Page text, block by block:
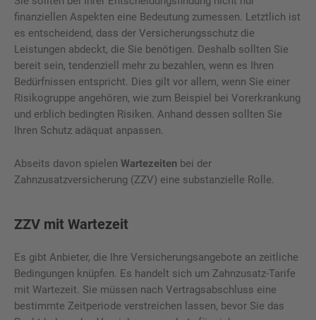
finanziellen Aspekten eine Bedeutung zumessen. Letztlich ist
es entscheidend, dass der Versicherungsschutz die
Leistungen abdeckt, die Sie benötigen. Deshalb sollten Sie
bereit sein, tendenziell mehr zu bezahlen, wenn es Ihren
Bedürfnissen entspricht. Dies gilt vor allem, wenn Sie einer
Risikogruppe angehören, wie zum Beispiel bei Vorerkrankung
und erblich bedingten Risiken. Anhand dessen sollten Sie
Ihren Schutz adäquat anpassen.
Abseits davon spielen Wartezeiten bei der
Zahnzusatzversicherung (ZZV) eine substanzielle Rolle.
ZZV mit Wartezeit
Es gibt Anbieter, die Ihre Versicherungsangebote an zeitliche
Bedingungen knüpfen. Es handelt sich um Zahnzusatz-Tarife
mit Wartezeit. Sie müssen nach Vertragsabschluss eine
bestimmte Zeitperiode verstreichen lassen, bevor Sie das